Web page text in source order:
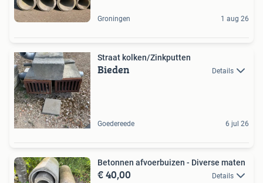
Groningen 1 aug 26
Straat kolken/Zinkputten
Bieden Details
Goedereede 6 jul 26
Betonnen afvoerbuizen - Diverse maten
€ 40,00 Details